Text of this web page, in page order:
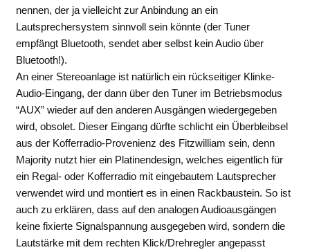
nennen, der ja vielleicht zur Anbindung an ein
Lautsprechersystem sinnvoll sein könnte (der Tuner
empfängt Bluetooth, sendet aber selbst kein Audio über
Bluetooth!).
An einer Stereoanlage ist natürlich ein rückseitiger Klinke-
Audio-Eingang, der dann über den Tuner im Betriebsmodus
“AUX” wieder auf den anderen Ausgängen wiedergegeben
wird, obsolet. Dieser Eingang dürfte schlicht ein Überbleibsel
aus der Kofferradio-Provenienz des Fitzwilliam sein, denn
Majority nutzt hier ein Platinendesign, welches eigentlich für
ein Regal- oder Kofferradio mit eingebautem Lautsprecher
verwendet wird und montiert es in einen Rackbaustein. So ist
auch zu erklären, dass auf den analogen Audioausgängen
keine fixierte Signalspannung ausgegeben wird, sondern die
Lautstärke mit dem rechten Klick/Drehregler angepasst